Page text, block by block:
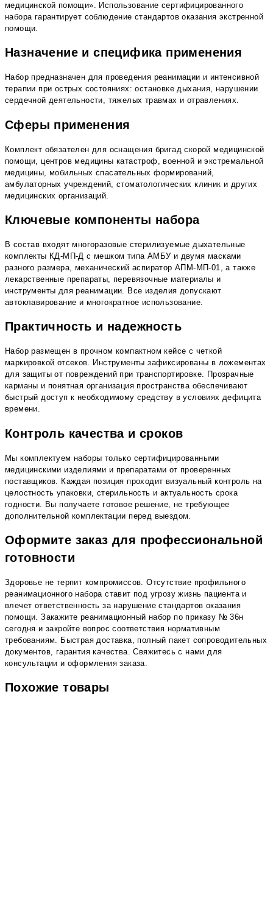
медицинской помощи». Использование сертифицированного
набора гарантирует соблюдение стандартов оказания экстренной
помощи.
Назначение и специфика применения
Набор предназначен для проведения реанимации и интенсивной
терапии при острых состояниях: остановке дыхания, нарушении
сердечной деятельности, тяжелых травмах и отравлениях.
Сферы применения
Комплект обязателен для оснащения бригад скорой медицинской
помощи, центров медицины катастроф, военной и экстремальной
медицины, мобильных спасательных формирований,
амбулаторных учреждений, стоматологических клиник и других
медицинских организаций.
Ключевые компоненты набора
В состав входят многоразовые стерилизуемые дыхательные
комплекты КД-МП-Д с мешком типа АМБУ и двумя масками
разного размера, механический аспиратор АПМ-МП-01, а также
лекарственные препараты, перевязочные материалы и
инструменты для реанимации. Все изделия допускают
автоклавирование и многократное использование.
Практичность и надежность
Набор размещен в прочном компактном кейсе с четкой
маркировкой отсеков. Инструменты зафиксированы в ложементах
для защиты от повреждений при транспортировке. Прозрачные
карманы и понятная организация пространства обеспечивают
быстрый доступ к необходимому средству в условиях дефицита
времени.
Контроль качества и сроков
Мы комплектуем наборы только сертифицированными
медицинскими изделиями и препаратами от проверенных
поставщиков. Каждая позиция проходит визуальный контроль на
целостность упаковки, стерильность и актуальность срока
годности. Вы получаете готовое решение, не требующее
дополнительной комплектации перед выездом.
Оформите заказ для профессиональной
готовности
Здоровье не терпит компромиссов. Отсутствие профильного
реанимационного набора ставит под угрозу жизнь пациента и
влечет ответственность за нарушение стандартов оказания
помощи. Закажите реанимационный набор по приказу № 36н
сегодня и закройте вопрос соответствия нормативным
требованиям. Быстрая доставка, полный пакет сопроводительных
документов, гарантия качества. Свяжитесь с нами для
консультации и оформления заказа.
Похожие товары